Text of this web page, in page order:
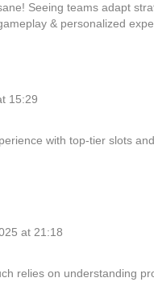
Seeing teams adapt
& personalized
15:29
with top-tier slots
at 21:18
relies on understanding